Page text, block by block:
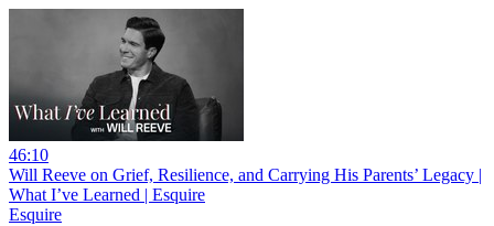
46:10
Will Reeve on Grief, Resilience, and Carrying His Parents’ Legacy |
What I’ve Learned | Esquire
Esquire